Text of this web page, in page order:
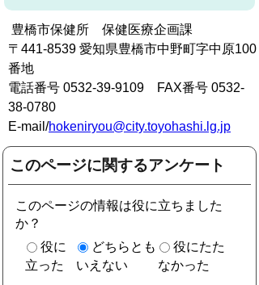
豊橋市保健所 保健医療企画課
〒441-8539 愛知県豊橋市中野町字中原100
番地
電話番号 0532-39-9109 FAX番号 0532-
38-0780
E-mail/hokeniryou@city.toyohashi.lg.jp
このページに関するアンケート
このページの情報は役に立ちました
か？
役に
立った
どちらとも
いえない
役にたた
なかった